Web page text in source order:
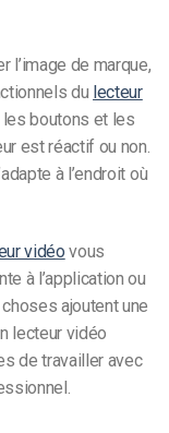
l’image de marque,
du lecteur
les boutons et les
est réactif ou non.
à l’endroit où
vidéo vous
à l’application ou
ajoutent une
lecteur vidéo
de travailler avec